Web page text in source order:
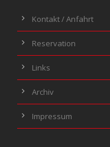
Kontakt / Anfahrt
Reservation
Links
Archiv
Impressum